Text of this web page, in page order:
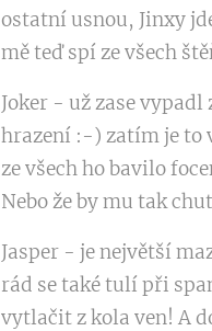
ostatní usnou, Jinxy
mě teď spí ze všech
Joker - už zase vypadl
hrazení :-) zatím je to
ze všech ho bavilo
Nebo že by mu tak
Jasper - je největší
rád se také tulí při
vytlačit z kola ven! A